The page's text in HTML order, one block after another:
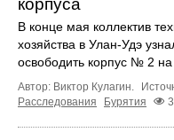
В конце мая коллектив
хозяйства в Улан-Удэ
освободить корпус № 2 на
Автор: Виктор Кулагин.
Расследования
Бурятия